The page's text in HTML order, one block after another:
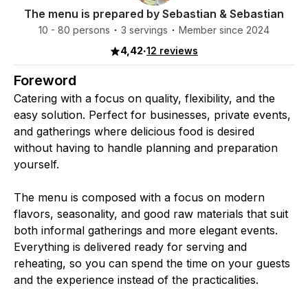
The menu is prepared by Sebastian & Sebastian
10 - 80 persons 3 servings Member since 2024
4,42·12 reviews
Foreword
Catering with a focus on quality, flexibility, and the
easy solution. Perfect for businesses, private events,
and gatherings where delicious food is desired
without having to handle planning and preparation
yourself.
The menu is composed with a focus on modern
flavors, seasonality, and good raw materials that suit
both informal gatherings and more elegant events.
Everything is delivered ready for serving and
reheating, so you can spend the time on your guests
and the experience instead of the practicalities.